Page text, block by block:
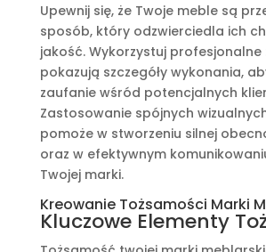
Upewnij się, że Twoje meble są
sposób, który odzwierciedla ich
jakość. Wykorzystuj profesjonalne
pokazują szczegóły wykonania,
zaufanie wśród potencjalnych
Zastosowanie spójnych
pomoże w stworzeniu silnej
oraz w efektywnym
Twojej marki.
Kreowanie Tożsamości Marki
Kluczowe Elementy